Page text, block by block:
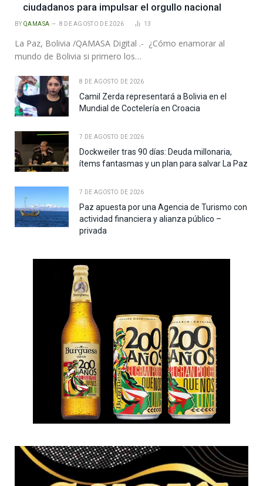
ciudadanos para impulsar el orgullo nacional
BY QAMASA 8 DE AGOSTO DE 2026 13
La Paz, Bolivia /QAMASA Digital .- ¿Cómo enamorar al
mundo de Bolivia si primero los…
8 DE AGOSTO DE 2026
Camil Zerda representará a Bolivia en el
Mundial de Coctelería en Croacia
7 DE AGOSTO DE 2026
Dockweiler tras 90 días: Deuda millonaria,
ítems fantasmas y un plan para salvar La Paz
7 DE AGOSTO DE 2026
Paz apuesta por una Agencia de Turismo con
actividad financiera y alianza público –
privada